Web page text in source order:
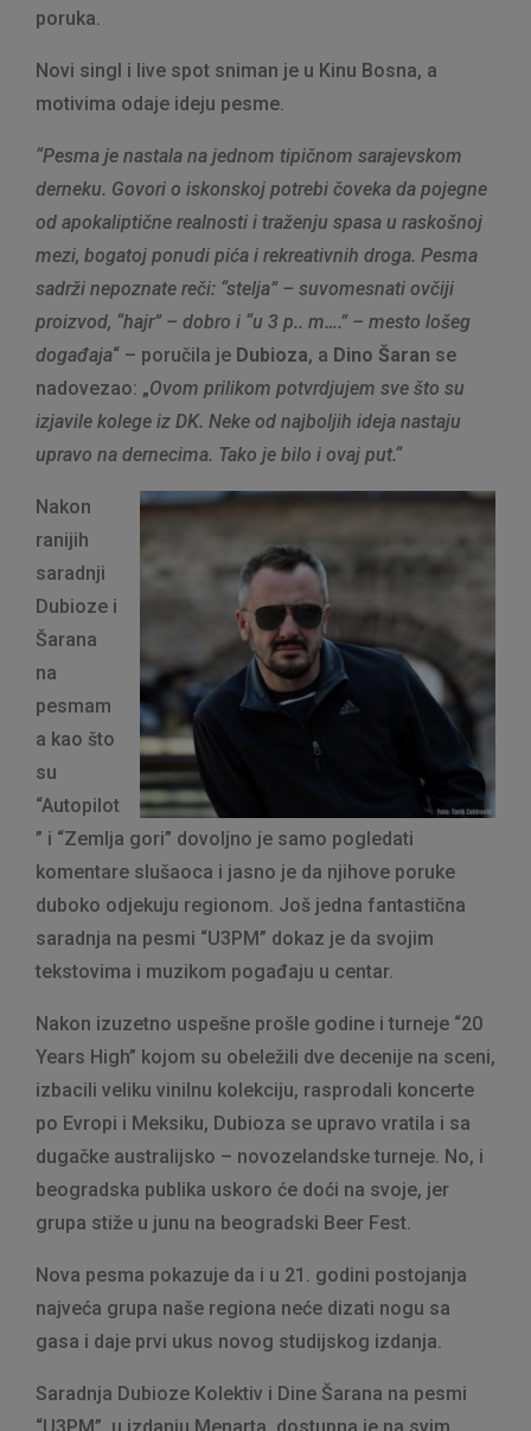
poruka.
Novi singl i live spot sniman je u Kinu Bosna, a
motivima odaje ideju pesme.
“Pesma je nastala na jednom tipičnom sarajevskom
derneku. Govori o iskonskoj potrebi čoveka da pojegne
od apokaliptične realnosti i traženju spasa u raskošnoj
mezi, bogatoj ponudi pića i rekreativnih droga. Pesma
sadrži nepoznate reči: “stelja” – suvomesnati ovčiji
proizvod, “hajr” – dobro i “u 3 p.. m….” – mesto lošeg
događaja“ – poručila je Dubioza, a Dino Šaran se
nadovezao: „Ovom prilikom potvrdjujem sve što su
izjavile kolege iz DK. Neke od najboljih ideja nastaju
upravo na dernecima. Tako je bilo i ovaj put.“
Nakon
ranijih
saradnji
Dubioze i
Šarana
na
pesmam
a kao što
su
“Autopilot
” i “Zemlja gori” dovoljno je samo pogledati
komentare slušaoca i jasno je da njihove poruke
duboko odjekuju regionom. Još jedna fantastična
saradnja na pesmi “U3PM” dokaz je da svojim
tekstovima i muzikom pogađaju u centar.
Nakon izuzetno uspešne prošle godine i turneje “20
Years High” kojom su obeležili dve decenije na sceni,
izbacili veliku vinilnu kolekciju, rasprodali koncerte
po Evropi i Meksiku, Dubioza se upravo vratila i sa
dugačke australijsko – novozelandske turneje. No, i
beogradska publika uskoro će doći na svoje, jer
grupa stiže u junu na beogradski Beer Fest.
Nova pesma pokazuje da i u 21. godini postojanja
najveća grupa naše regiona neće dizati nogu sa
gasa i daje prvi ukus novog studijskog izdanja.
Saradnja Dubioze Kolektiv i Dine Šarana na pesmi